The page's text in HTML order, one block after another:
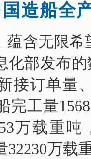
造船全
含无限希
部发布的
接订单量
完工量
万载重吨
32230万载